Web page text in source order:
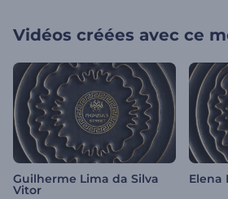
Vidéos créées avec ce
Guilherme Lima da Silva
Vitor
Elena